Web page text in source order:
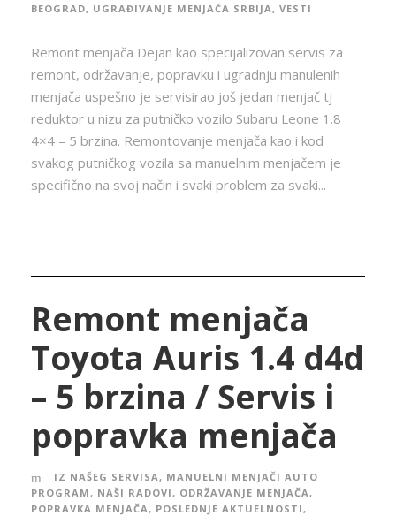
BEOGRAD, UGRAĐIVANJE MENJAČA SRBIJA , VESTI
Remont menjača Dejan kao specijalizovan servis za
remont, održavanje, popravku i ugradnju manulenih
menjača uspešno je servisirao još jedan menjač tj
reduktor u nizu za putničko vozilo Subaru Leone 1.8
4×4 – 5 brzina. Remontovanje menjača kao i kod
svakog putničkog vozila sa manuelnim menjačem je
specifično na svoj način i svaki problem za svaki...
Remont menjača
Toyota Auris 1.4 d4d
– 5 brzina / Servis i
popravka menjača
IZ NAŠEG SERVISA , MANUELNI MENJAČI AUTO
PROGRAM , NAŠI RADOVI , ODRŽAVANJE MENJAČA ,
POPRAVKA MENJAČA , POSLEDNJE AKTUELNOSTI ,